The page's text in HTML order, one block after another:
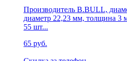
Производитель B.BULL,
диаметр 22,23 мм, толщина 3
55 шт...
65 руб.